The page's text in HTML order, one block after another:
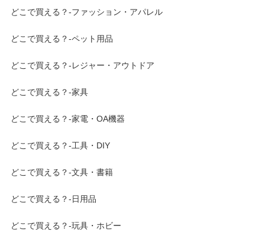
どこで買える？-ファッション・アパレル
どこで買える？-ペット用品
どこで買える？-レジャー・アウトドア
どこで買える？-家具
どこで買える？-家電・OA機器
どこで買える？-工具・DIY
どこで買える？-文具・書籍
どこで買える？-日用品
どこで買える？-玩具・ホビー